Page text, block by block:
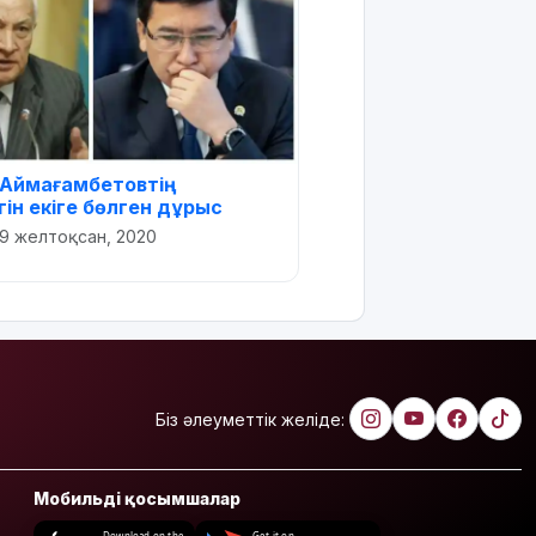
екіге бөлген дұрыс
желтоқсан, 2020
Біз әлеуметтік желіде:
Мобильді қосымшалар